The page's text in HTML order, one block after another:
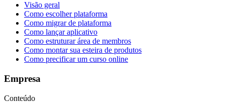
Visão geral
Como escolher plataforma
Como migrar de plataforma
Como lançar aplicativo
Como estruturar área de membros
Como montar sua esteira de produtos
Como precificar um curso online
Empresa
Conteúdo